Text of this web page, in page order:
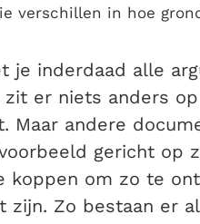
verschillen in hoe
je inderdaad alle
zit er niets anders
Maar andere
gericht op
koppen om zo te
zijn. Zo bestaan er